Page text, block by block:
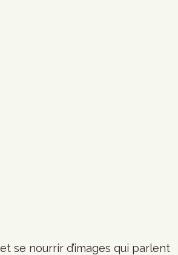
se nourrir d’images qui parlent